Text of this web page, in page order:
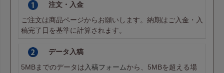
注文・入金
ご注文は商品ページからお願いします。納期はご入金・入
稿完了日を基準に計算されます。
データ入稿
5MBまでのデータは入稿フォームから、5MBを超える場